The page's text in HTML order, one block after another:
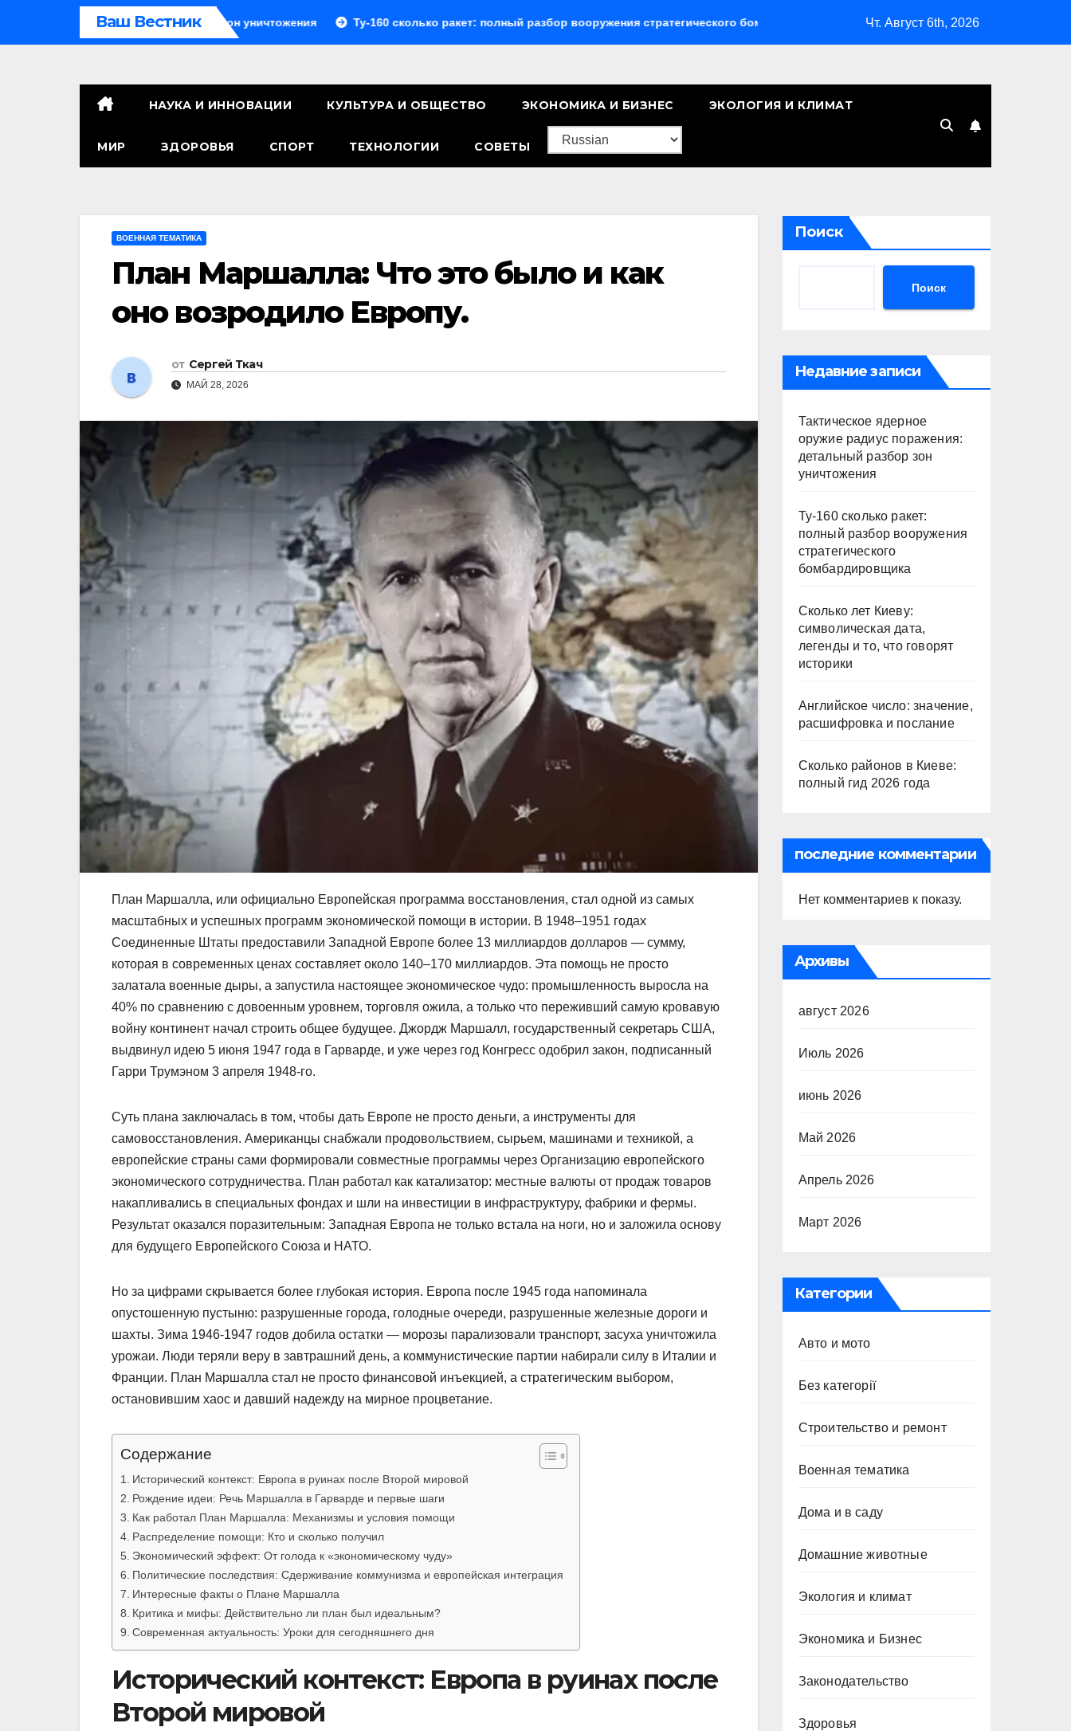
Ваш Вестник
детальный разбор зон уничтожения Ту-160 сколько ракет: полный разбор вооружения стратегического бомбардировщика Сколько лет Киеву: символическая дата,
Чт. Август 6th, 2026
НАУКА И ИННОВАЦИИ КУЛЬТУРА И ОБЩЕСТВО ЭКОНОМИКА И БИЗНЕС ЭКОЛОГИЯ И КЛИМАТ
МИР ЗДОРОВЬЯ СПОРТ ТЕХНОЛОГИИ СОВЕТЫ
ВОЕННАЯ ТЕМАТИКА
План Маршалла: Что это было и как
оно возродило Европу.
от Сергей Ткач
МАЙ 28, 2026
План Маршалла, или официально Европейская программа восстановления, стал одной из самых
масштабных и успешных программ экономической помощи в истории. В 1948–1951 годах
Соединенные Штаты предоставили Западной Европе более 13 миллиардов долларов — сумму,
которая в современных ценах составляет около 140–170 миллиардов. Эта помощь не просто
залатала военные дыры, а запустила настоящее экономическое чудо: промышленность выросла на
40% по сравнению с довоенным уровнем, торговля ожила, а только что переживший самую кровавую
войну континент начал строить общее будущее. Джордж Маршалл, государственный секретарь США,
выдвинул идею 5 июня 1947 года в Гарварде, и уже через год Конгресс одобрил закон, подписанный
Гарри Трумэном 3 апреля 1948-го.
Суть плана заключалась в том, чтобы дать Европе не просто деньги, а инструменты для
самовосстановления. Американцы снабжали продовольствием, сырьем, машинами и техникой, а
европейские страны сами формировали совместные программы через Организацию европейского
экономического сотрудничества. План работал как катализатор: местные валюты от продаж товаров
накапливались в специальных фондах и шли на инвестиции в инфраструктуру, фабрики и фермы.
Результат оказался поразительным: Западная Европа не только встала на ноги, но и заложила основу
для будущего Европейского Союза и НАТО.
Но за цифрами скрывается более глубокая история. Европа после 1945 года напоминала
опустошенную пустыню: разрушенные города, голодные очереди, разрушенные железные дороги и
шахты. Зима 1946-1947 годов добила остатки — морозы парализовали транспорт, засуха уничтожила
урожаи. Люди теряли веру в завтрашний день, а коммунистические партии набирали силу в Италии и
Франции. План Маршалла стал не просто финансовой инъекцией, а стратегическим выбором,
остановившим хаос и давший надежду на мирное процветание.
Содержание
Исторический контекст: Европа в руинах после Второй мировой
Рождение идеи: Речь Маршалла в Гарварде и первые шаги
Как работал План Маршалла: Механизмы и условия помощи
Распределение помощи: Кто и сколько получил
Экономический эффект: От голода к «экономическому чуду»
Политические последствия: Сдерживание коммунизма и европейская интеграция
Интересные факты о Плане Маршалла
Критика и мифы: Действительно ли план был идеальным?
Современная актуальность: Уроки для сегодняшнего дня
Исторический контекст: Европа в руинах после
Второй мировой
Поиск
Поиск
Недавние записи
Тактическое ядерное
оружие радиус поражения:
детальный разбор зон
уничтожения
Ту-160 сколько ракет:
полный разбор вооружения
стратегического
бомбардировщика
Сколько лет Киеву:
символическая дата,
легенды и то, что говорят
историки
Английское число: значение,
расшифровка и послание
Сколько районов в Киеве:
полный гид 2026 года
последние комментарии
Нет комментариев к показу.
Архивы
август 2026
Июль 2026
июнь 2026
Май 2026
Апрель 2026
Март 2026
Категории
Авто и мото
Без категорії
Строительство и ремонт
Военная тематика
Дома и в саду
Домашние животные
Экология и климат
Экономика и Бизнес
Законодательство
Здоровья